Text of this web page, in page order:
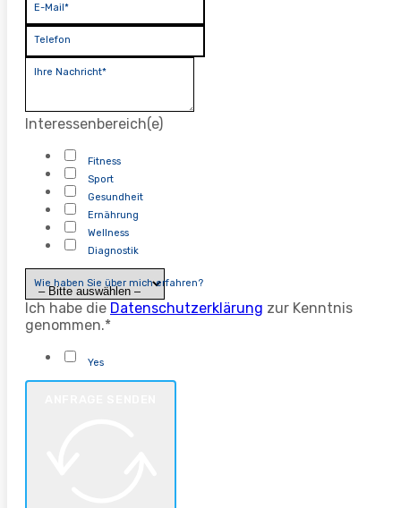
E-Mail*
Telefon
Ihre Nachricht*
Interessenbereich(e)
Fitness
Sport
Gesundheit
Ernährung
Wellness
Diagnostik
Wie haben Sie über mich erfahren?
Ich habe die Datenschutzerklärung zur Kenntnis
genommen.*
Yes